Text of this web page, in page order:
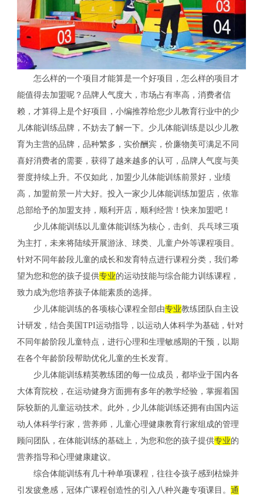
怎么样的一个项目才能算是一个好项目，怎么样的项目才
能值得去加盟呢？品牌人气度大，市场占有率高，消费者信
赖，才算得上是个好项目，小编推荐给您少儿教育行业中的少
儿体能训练品牌，不妨去了解一下。少儿体能训练是以少儿教
育为主营的品牌，品种繁多，实价酬宾，价廉物美可满足不同
喜好消费者的需要，获得了越来越多的认可，品牌人气度与美
誉度持续上升。不仅如此，加盟少儿体能训练前景好，业绩
高，加盟前景一片大好。投入一家少儿体能训练加盟店，依靠
总部给予的加盟支持，顺利开店，顺利经营！快来加盟吧！
少儿体能训练以儿童体能训练为核心，击剑、兵乓球三项
为主打，未来将陆续开展游泳、球类、儿童户外等课程项目。
针对不同年龄段儿童的成长和发育特点进行课程分类，我们希
望为您和您的孩子提供专业的运动技能与综合能力训练课程，
致力成为您培养孩子体能素质的选择。
少儿体能训练的各项核心课程全部由专业教练团队自主设
计研发，结合美国TPI运动指导，以运动人体科学为基础，针对
不同年龄阶段儿童特点，进行心理和生理敏感期的干预，以期
在各个年龄阶段帮助优化儿童的生长发育。
少儿体能训练精英教练团的每一位成员，都毕业于国内各
大体育院校，在运动健身方面拥有多年的教学经验，掌握着国
际较新的儿童运动技术。此外，少儿体能训练还拥有由国内运
动人体科学行家，营养师，儿童心理健康教育行家组成的管理
顾问团队，在体能训练的基础上，为您和您的孩子提供专业的
营养指导和心理健康建议。
综合体能训练有几十种单项课程，往往令孩子感到枯燥并
引发疲惫感，冠体广课程创造性的引入八种兴趣专项课目。 通